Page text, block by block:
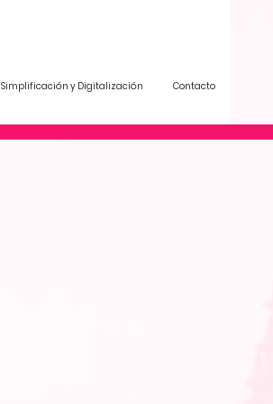
Simplificación y Digitalización Contacto